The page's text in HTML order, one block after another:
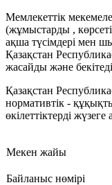
Мемлекеттік
(жұмыстарды ,
ақша түсімдері мен
Қазақстан
жасайды және
Қазақстан
нормативтік -
өкілеттіктерді
Мекен жайы
Байланыс нөмірі